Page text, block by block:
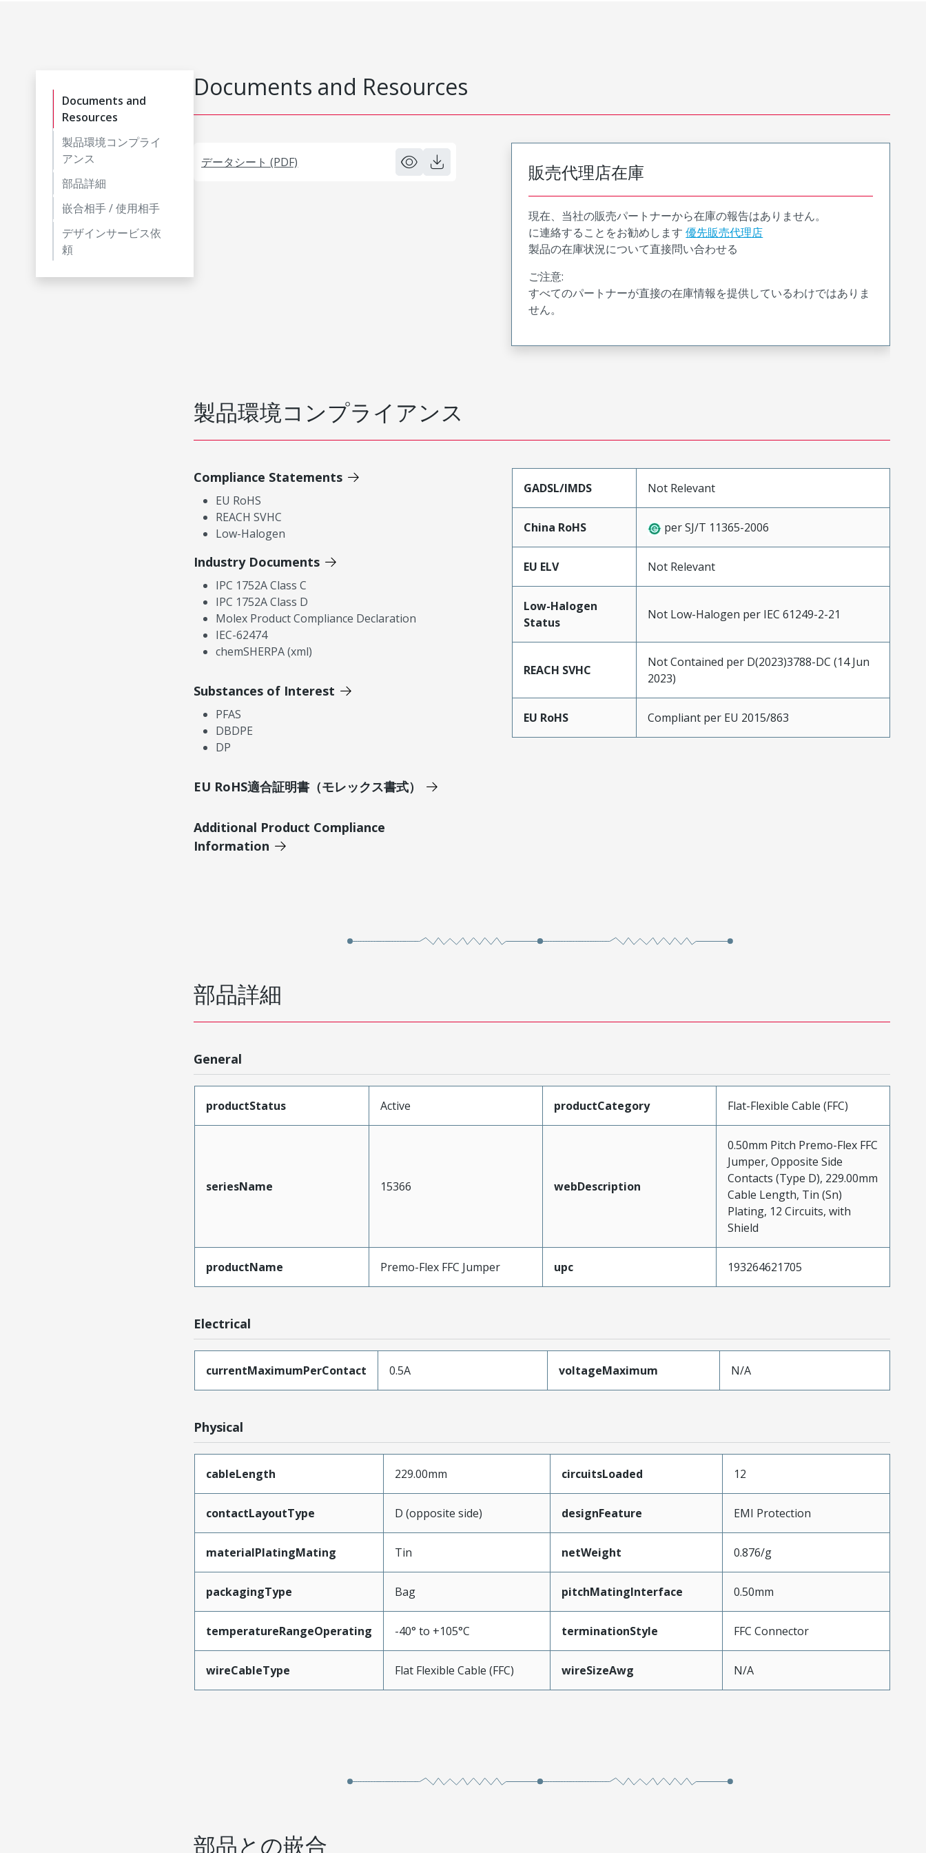
Documents and
Resources
製品環境コンプライ
アンス
部品詳細
嵌合相手 / 使用相手
デザインサービス依
頼
Documents and Resources
データシート (PDF) 販売代理店在庫
現在、当社の販売パートナーから在庫の報告はありません。
に連絡することをお勧めします 優先販売代理店
製品の在庫状況について直接問い合わせる
ご注意:
すべてのパートナーが直接の在庫情報を提供しているわけではありま
せん。
製品環境コンプライアンス
Compliance Statements
EU RoHS
REACH SVHC
Low-Halogen
Industry Documents
IPC 1752A Class C
IPC 1752A Class D
Molex Product Compliance Declaration
IEC-62474
chemSHERPA (xml)
Substances of Interest
PFAS
DBDPE
DP
EU RoHS適合証明書（モレックス書式）
Additional Product Compliance
Information
GADSL/IMDS Not Relevant
China RoHS per SJ/T 11365-2006
EU ELV Not Relevant
Low-Halogen
Status
Not Low-Halogen per IEC 61249-2-21
REACH SVHC
Not Contained per D(2023)3788-DC (14 Jun
2023)
EU RoHS Compliant per EU 2015/863
部品詳細
General
productStatus Active productCategory Flat-Flexible Cable (FFC)
seriesName 15366 webDescription
0.50mm Pitch Premo-Flex FFC
Jumper, Opposite Side
Contacts (Type D), 229.00mm
Cable Length, Tin (Sn)
Plating, 12 Circuits, with
Shield
productName Premo-Flex FFC Jumper upc 193264621705
Electrical
currentMaximumPerContact 0.5A voltageMaximum N/A
Physical
cableLength 229.00mm circuitsLoaded 12
contactLayoutType D (opposite side) designFeature EMI Protection
materialPlatingMating Tin netWeight 0.876/g
packagingType Bag pitchMatingInterface 0.50mm
temperatureRangeOperating -40° to +105°C terminationStyle FFC Connector
wireCableType Flat Flexible Cable (FFC) wireSizeAwg N/A
部品との嵌合